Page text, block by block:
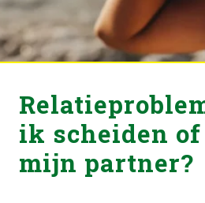
ik scheiden
mijn partner?